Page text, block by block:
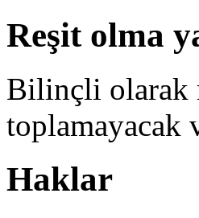
Reşit olma
Bilinçli olarak
toplamayacak
Haklar